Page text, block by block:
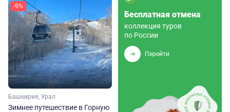
-9%
Башкирия, Урал
Зимнее путешествие в Горную
Бесплатная отмена
коллекция туров
по России
Перейти